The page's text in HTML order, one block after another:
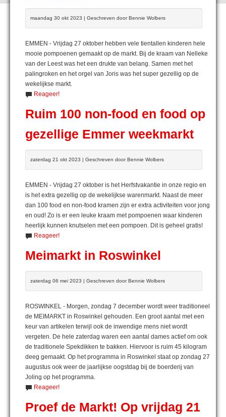
maandag 30 okt 2023 | Geschreven door Bennie Wolbers
EMMEN - Vrijdag 27 oktober hebben vele tientallen kinderen hele
mooie pompoenen gemaakt op de markt. Bij de kraam van Nelleke
van der Leest was het een drukte van belang. Samen met het
palingroken en het orgel van Joris was het super gezellig op de
wekelijkse markt.
Reageer!
Ruim 100 non-food en food op
gezellige Emmer weekmarkt
zaterdag 21 okt 2023 | Geschreven door Bennie Wolbers
EMMEN - Vrijdag 27 oktober is het Herfstvakantie in onze regio en
is het extra gezellig op de wekelijkse warenmarkt. Naast de meer
dan 100 food en non-food kramen zijn er extra activiteiten voor jong
en oud! Zo is er een leuke kraam met pompoenen waar kinderen
heerlijk kunnen knutselen met een pompoen. Dit is geheel gratis!
Reageer!
Meimarkt in Roswinkel
zaterdag 06 mei 2023 | Geschreven door Bennie Wolbers
ROSWINKEL - Morgen, zondag 7 december wordt weer traditioneel
de MEIMARKT in Roswinkel gehouden. Een groot aantal met een
keur van artikelen terwijl ook de inwendige mens niet wordt
vergeten. De hele zaterdag waren een aantal dames actief om ook
de traditionele Spekdikken te bakken. Hiervoor is ruim 45 kilogram
deeg gemaakt. Op het programma in Roswinkel staat op zondag 27
augustus ook weer de jaarlijkse oogstdag bij de boerderij van
Joling op het programma.
Reageer!
Proef de Markt! Op vrijdag 21